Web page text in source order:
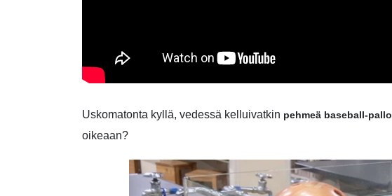
Uskomatonta kyllä, vedessä kelluivatkin pehmeä baseball-pallo
oikeaan?